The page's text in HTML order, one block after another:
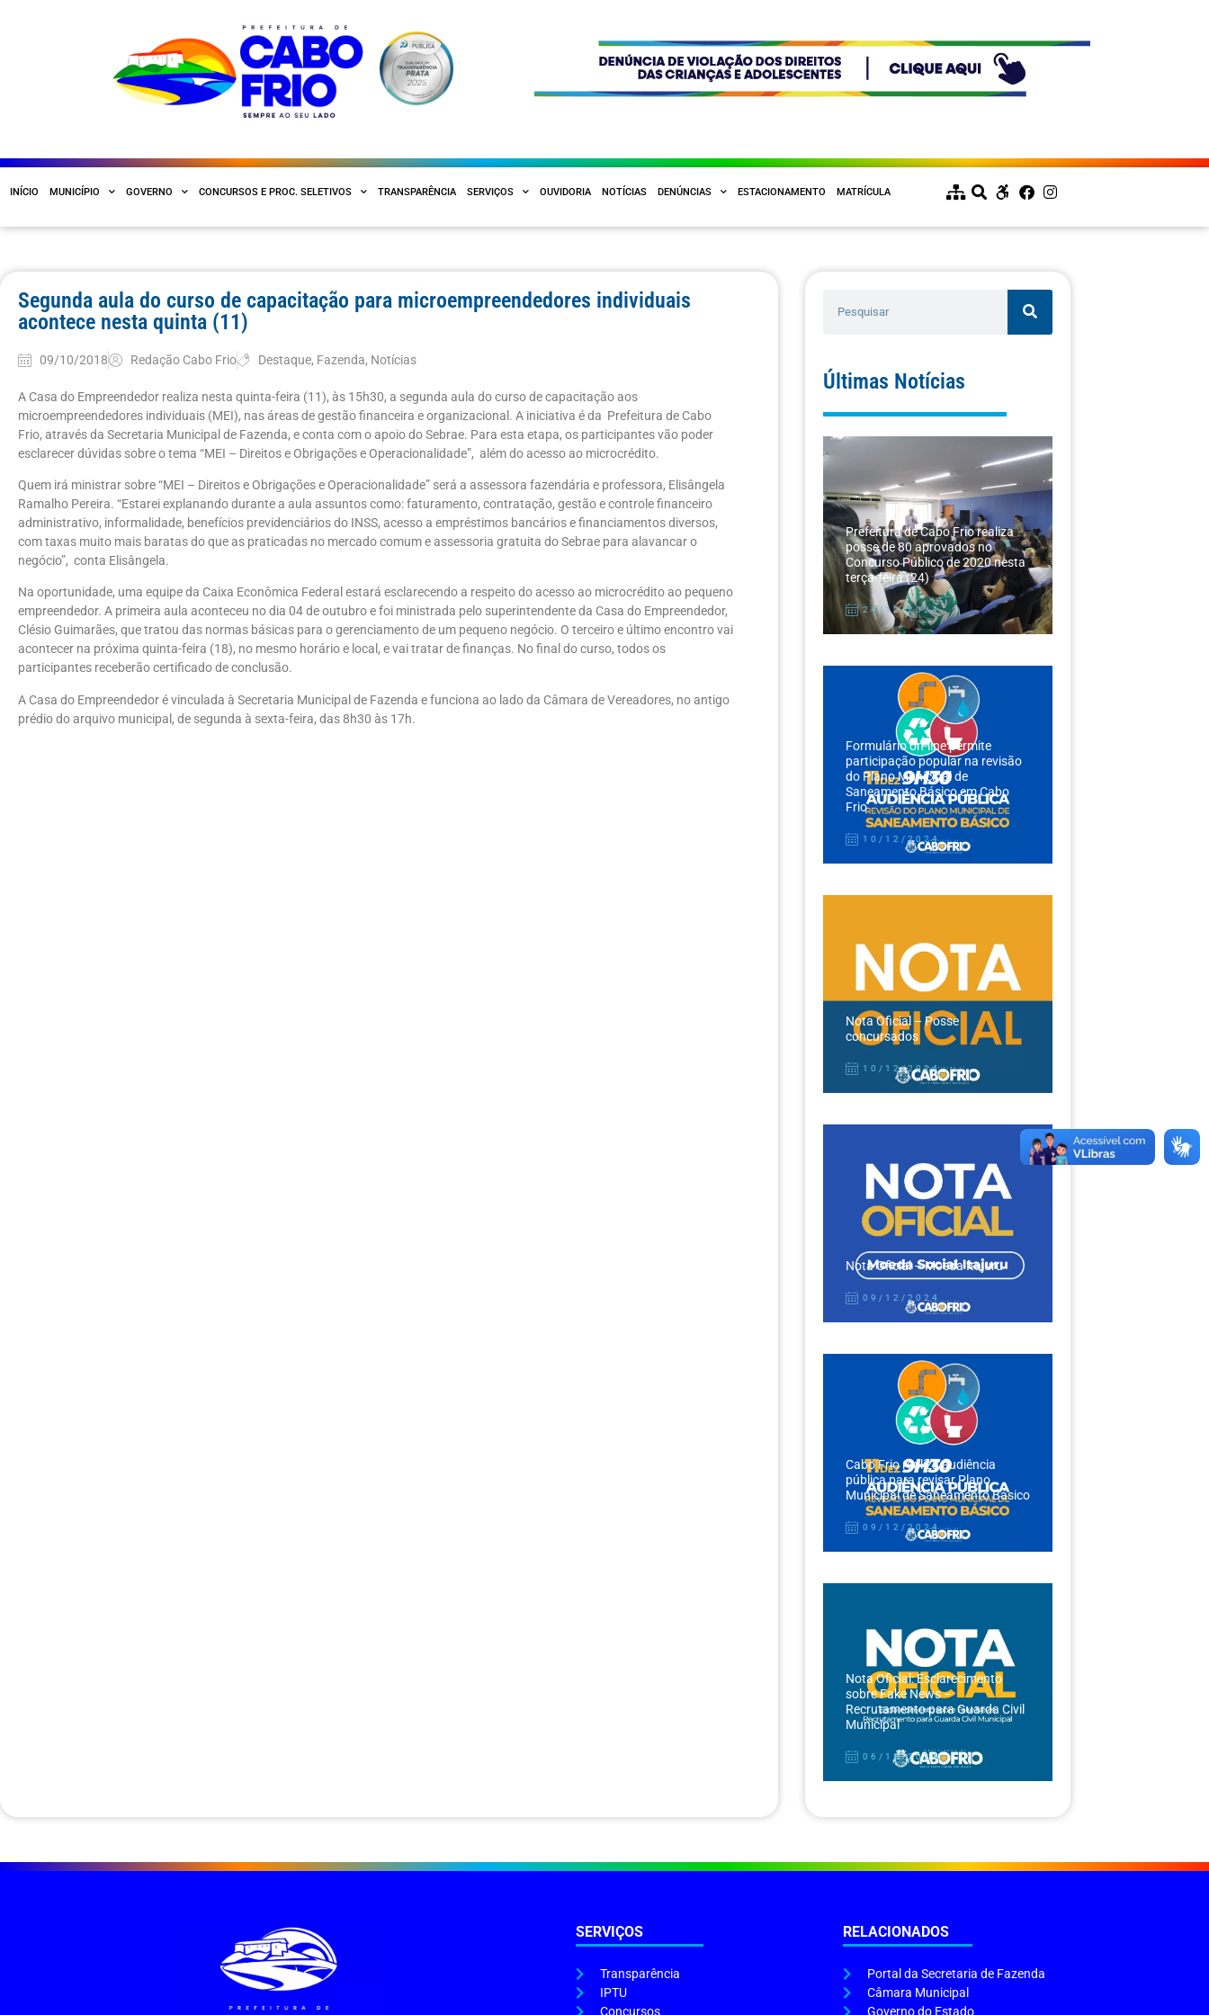
INÍCIO MUNICÍPIO GOVERNO CONCURSOS E PROC. SELETIVOS TRANSPARÊNCIA SERVIÇOS OUVIDORIA NOTÍCIAS DENÚNCIAS ESTACIONAMENTO MATRÍCULA
Segunda aula do curso de capacitação para microempreendedores individuais
acontece nesta quinta (11)
09/10/2018 Redação Cabo Frio Destaque, Fazenda, Notícias
A Casa do Empreendedor realiza nesta quinta-feira (11), às 15h30, a segunda aula do curso de capacitação aos
microempreendedores individuais (MEI), nas áreas de gestão financeira e organizacional. A iniciativa é da Prefeitura de Cabo
Frio, através da Secretaria Municipal de Fazenda, e conta com o apoio do Sebrae. Para esta etapa, os participantes vão poder
esclarecer dúvidas sobre o tema “MEI – Direitos e Obrigações e Operacionalidade”, além do acesso ao microcrédito.
Quem irá ministrar sobre “MEI – Direitos e Obrigações e Operacionalidade” será a assessora fazendária e professora, Elisângela
Ramalho Pereira. “Estarei explanando durante a aula assuntos como: faturamento, contratação, gestão e controle financeiro
administrativo, informalidade, benefícios previdenciários do INSS, acesso a empréstimos bancários e financiamentos diversos,
com taxas muito mais baratas do que as praticadas no mercado comum e assessoria gratuita do Sebrae para alavancar o
negócio”, conta Elisângela.
Na oportunidade, uma equipe da Caixa Econômica Federal estará esclarecendo a respeito do acesso ao microcrédito ao pequeno
empreendedor. A primeira aula aconteceu no dia 04 de outubro e foi ministrada pelo superintendente da Casa do Empreendedor,
Clésio Guimarães, que tratou das normas básicas para o gerenciamento de um pequeno negócio. O terceiro e último encontro vai
acontecer na próxima quinta-feira (18), no mesmo horário e local, e vai tratar de finanças. No final do curso, todos os
participantes receberão certificado de conclusão.
A Casa do Empreendedor é vinculada à Secretaria Municipal de Fazenda e funciona ao lado da Câmara de Vereadores, no antigo
prédio do arquivo municipal, de segunda à sexta-feira, das 8h30 às 17h.
Últimas Notícias
Prefeitura de Cabo Frio realiza
posse de 80 aprovados no
Concurso Público de 2020 nesta
terça-feira (24)
24/12/2024
Formulário on-line permite
participação popular na revisão
do Plano Municipal de
Saneamento Básico em Cabo
Frio
10/12/2024
Nota Oficial – Posse
concursados
10/12/2024
Nota Oficial – Moeda Itajuru
09/12/2024
Cabo Frio realiza audiência
pública para revisar Plano
Municipal de Saneamento Básico
09/12/2024
Nota Oficial: Esclarecimento
sobre Fake News –
Recrutamento para Guarda Civil
Municipal
06/12/2024
SERVIÇOS
Transparência
IPTU
Concursos
RELACIONADOS
Portal da Secretaria de Fazenda
Câmara Municipal
Governo do Estado